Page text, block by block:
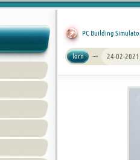
PC Building Simulator
lorn 24-02-